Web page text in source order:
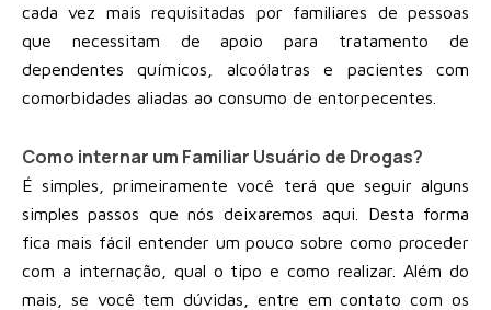
cada vez mais requisitadas por familiares de pessoas
que necessitam de apoio para tratamento de
dependentes químicos, alcoólatras e pacientes com
comorbidades aliadas ao consumo de entorpecentes.
Como internar um Familiar Usuário de Drogas?
É simples, primeiramente você terá que seguir alguns
simples passos que nós deixaremos aqui. Desta forma
fica mais fácil entender um pouco sobre como proceder
com a internação, qual o tipo e como realizar. Além do
mais, se você tem dúvidas, entre em contato com os